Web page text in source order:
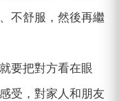
不舒服，然後再繼
要把對方看在眼
受，對家人和朋友